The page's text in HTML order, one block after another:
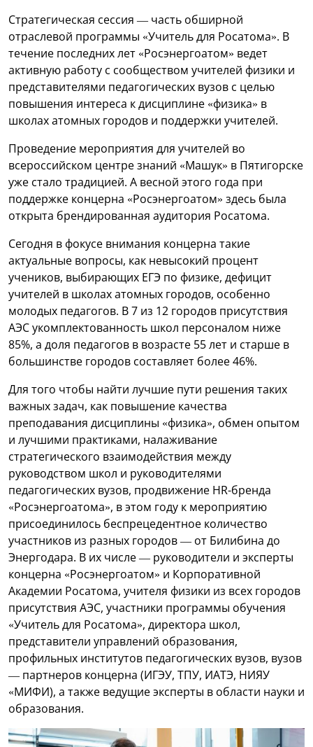
Стратегическая сессия — часть обширной
отраслевой программы «Учитель для Росатома». В
течение последних лет «Росэнергоатом» ведет
активную работу с сообществом учителей физики и
представителями педагогических вузов с целью
повышения интереса к дисциплине «физика» в
школах атомных городов и поддержки учителей.
Проведение мероприятия для учителей во
всероссийском центре знаний «Машук» в Пятигорске
уже стало традицией. А весной этого года при
поддержке концерна «Росэнергоатом» здесь была
открыта брендированная аудитория Росатома.
Сегодня в фокусе внимания концерна такие
актуальные вопросы, как невысокий процент
учеников, выбирающих ЕГЭ по физике, дефицит
учителей в школах атомных городов, особенно
молодых педагогов. В 7 из 12 городов присутствия
АЭС укомплектованность школ персоналом ниже
85%, а доля педагогов в возрасте 55 лет и старше в
большинстве городов составляет более 46%.
Для того чтобы найти лучшие пути решения таких
важных задач, как повышение качества
преподавания дисциплины «физика», обмен опытом
и лучшими практиками, налаживание
стратегического взаимодействия между
руководством школ и руководителями
педагогических вузов, продвижение HR-бренда
«Росэнергоатома», в этом году к мероприятию
присоединилось беспрецедентное количество
участников из разных городов — от Билибина до
Энергодара. В их числе — руководители и эксперты
концерна «Росэнергоатом» и Корпоративной
Академии Росатома, учителя физики из всех городов
присутствия АЭС, участники программы обучения
«Учитель для Росатома», директора школ,
представители управлений образования,
профильных институтов педагогических вузов, вузов
— партнеров концерна (ИГЭУ, ТПУ, ИАТЭ, НИЯУ
«МИФИ), а также ведущие эксперты в области науки и
образования.